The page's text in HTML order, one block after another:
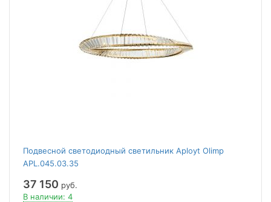
Подвесной светодиодный светильник Aployt Olimp
APL.045.03.35
37 150 руб.
В наличии: 4